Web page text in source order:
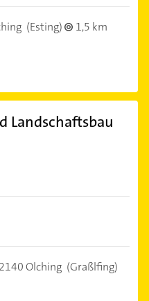
(Esting)
1,5 km
Landschaftsbau
Olching (Graßlfing)